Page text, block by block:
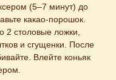
(5–7 минут) до
какао-порошок.
2 столовые ложки,
и сгущенки. После
Влейте коньяк